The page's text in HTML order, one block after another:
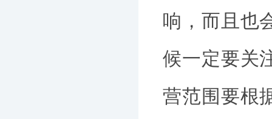
响，而且也
候一定要关
营范围要根